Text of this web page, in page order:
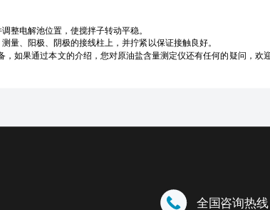
电解池位置，使搅拌子转动平稳。
、阳极、阴极的接线柱上，并拧紧以保证接触良好。
如果通过本文的介绍，您对原油盐含量测定仪还有任何的疑问，欢
全国咨询热线